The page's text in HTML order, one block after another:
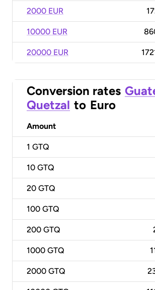
2000 EUR
10000 EUR
20000 EUR
Conversion rates
Quetzal to Euro
Amount
1 GTQ
10 GTQ
20 GTQ
100 GTQ
200 GTQ
1000 GTQ
2000 GTQ